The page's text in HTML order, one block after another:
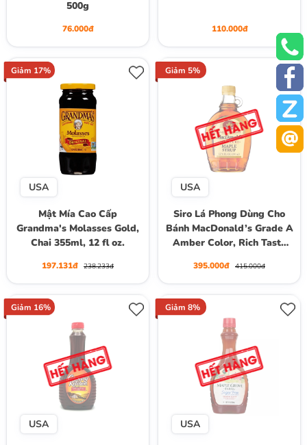
500g
76.000đ 110.000đ
Giảm 17%
USA
Mật Mía Cao Cấp
Grandma's Molasses Gold,
Chai 355ml, 12 fl oz.
197.131đ 238.233đ
Giảm 5%
USA
Siro Lá Phong Dùng Cho
Bánh MacDonald’s Grade A
Amber Color, Rich Taste
Chai 370 mL (12.5 Fl.Oz)
395.000đ 415.000đ
Giảm 16%
USA
Giảm 8%
USA